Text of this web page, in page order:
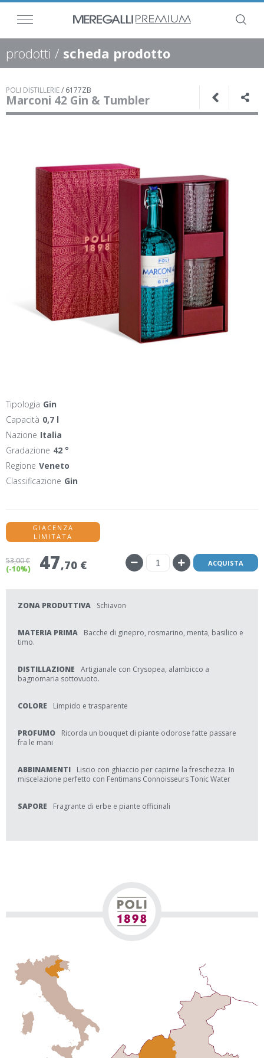
prodotti / scheda prodotto
POLI DISTILLERIE/ 6177ZB
Marconi 42 Gin & Tumbler
Tipologia Gin
Capacità 0,7 l
Nazione Italia
Gradazione 42 °
Regione Veneto
Classificazione Gin
GIACENZA
LIMITATA
53,00 €
(-10%)
47,70 € ACQUISTA
ZONA PRODUTTIVA Schiavon
MATERIA PRIMA
Bacche di ginepro, rosmarino, menta, basilico e
timo.
DISTILLAZIONE
Artigianale con Crysopea, alambicco a
bagnomaria sottovuoto.
COLORE Limpido e trasparente
PROFUMO
Ricorda un bouquet di piante odorose fatte passare
fra le mani
ABBINAMENTI
Liscio con ghiaccio per capirne la freschezza. In
miscelazione perfetto con Fentimans Connoisseurs Tonic Water
SAPORE Fragrante di erbe e piante officinali